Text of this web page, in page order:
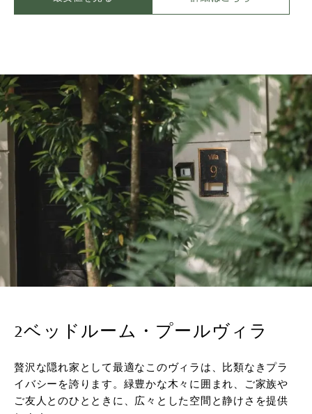
2ベッドルーム・プールヴィラ
贅沢な隠れ家として最適なこのヴィラは、比類なきプラ
イバシーを誇ります。緑豊かな木々に囲まれ、ご家族や
ご友人とのひとときに、広々とした空間と静けさを提供